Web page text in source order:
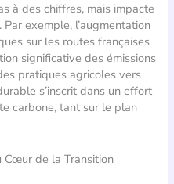
à des chiffres, mais impacte
exemple, l’augmentation
sur les routes françaises
significative des émissions
pratiques agricoles vers
s’inscrit dans un effort
carbone, tant sur le plan
Cœur de la Transition